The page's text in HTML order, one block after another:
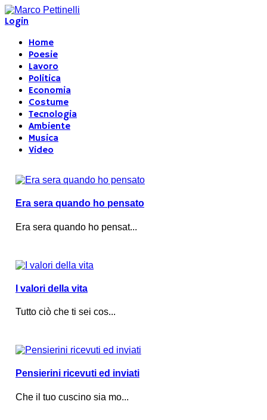
Login
Home
Poesie
Lavoro
Politica
Economia
Costume
Tecnologia
Ambiente
Musica
Video
Era sera quando ho pensato
Era sera quando ho pensat...
I valori della vita
Tutto ciò che ti sei cos...
Pensierini ricevuti ed inviati
Che il tuo cuscino sia mo...